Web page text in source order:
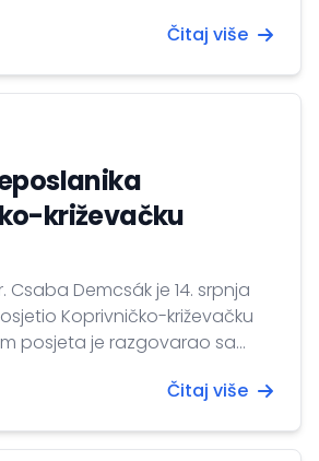
najjužnijih dijelova
Hercegovine.
Čitaj više
križevačku
Csaba Demcsák je 14. srpnja
Koprivničko-križevačku
posjeta je razgovarao sa
situacijom i
dosadašnje rezultate
Čitaj više